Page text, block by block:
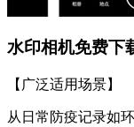
水印相机免费下
【广泛适用场景】
从日常防疫记录如